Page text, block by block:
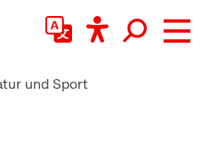
und Sport